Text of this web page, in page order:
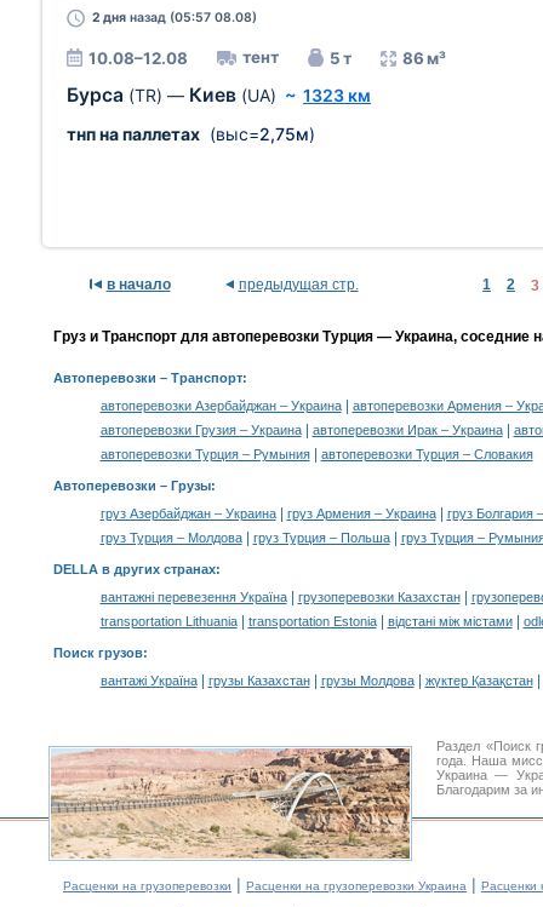
2 дня назад (05:57 08.08)
10.08–12.08 тент 5 т 86 м³
Бурса (TR) — Киев (UA) ~ 1323 км
тнп на паллетах (выс=2,75м)
в начало предыдущая стр. 1 2 3
Груз и Транспорт для автоперевозки Турция — Украина, соседние
Автоперевозки – Транспорт:
автоперевозки Азербайджан – Украина|
автоперевозки Армения –
автоперевозки Грузия – Украина| автоперевозки Ирак – Украина|
автоперевозки Турция – Румыния| автоперевозки Турция – Словакия
Автоперевозки – Грузы:
груз Азербайджан – Украина| груз Армения – Украина|
груз Болгария
груз Турция – Молдова| груз Турция – Польша| груз Турция –
DELLA в других странах:
вантажні перевезення Україна| грузоперевозки Казахстан|
transportation Lithuania| transportation Estonia| відстані між містами|
Поиск грузов:
вантажі Україна| грузы Казахстан| грузы Молдова| жүктер Қазақстан|
Раздел «Поиск
года. Наша
Украина —
Благодарим за
Расценки на грузоперевозки | Расценки на грузоперевозки Украина | Расценки